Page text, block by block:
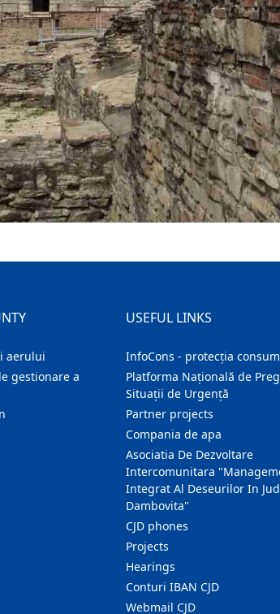
aerului
gestionare a
USEFUL LINKS
InfoCons - protecția
Platforma Națională de
Situații de Urgență
Partner projects
Compania de apa
Asociatia De Dezvoltare
Intercomunitara
Integrat Al Deseurilor In
Dambovita"
CJD phones
Projects
Hearings
Conturi IBAN CJD
Webmail CJD